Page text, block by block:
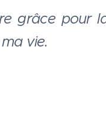
grâce pour
vie.